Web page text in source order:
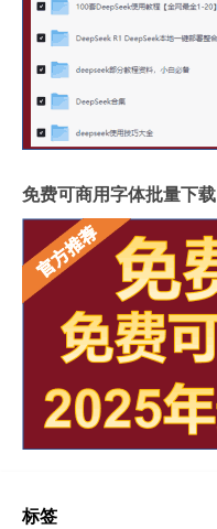
免费可商用字体批量下载
标签